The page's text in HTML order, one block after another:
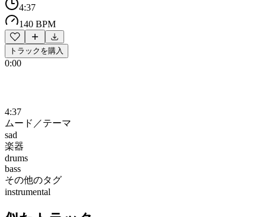
4:37
140 BPM
トラックを購入
0:00
4:37
ムード／テーマ
sad
楽器
drums
bass
その他のタグ
instrumental